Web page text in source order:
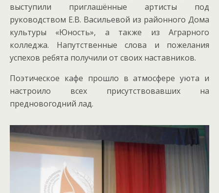
выступили приглашённые артисты под
руководством Е.В. Васильевой из районного Дома
культуры «Юность», а также из Аграрного
колледжа. Напутственные слова и пожелания
успехов ребята получили от своих наставников.
Поэтическое кафе прошло в атмосфере уюта и
настроило всех присутствовавших на
предновогодний лад.